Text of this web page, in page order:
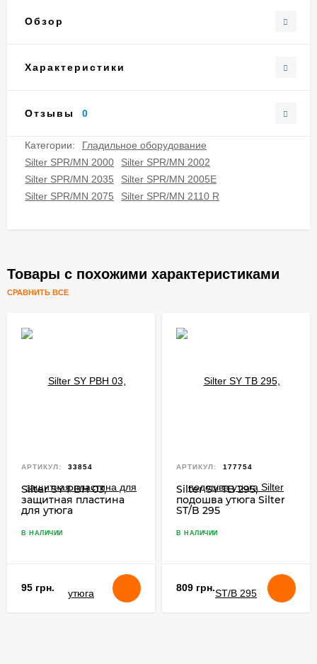
Обзор
Характеристики
Отзывы 0
Категории:
Гладильное оборудование
Silter SPR/MN 2000
Silter SPR/MN 2002
Silter SPR/MN 2035
Silter SPR/MN 2005E
Silter SPR/MN 2075
Silter SPR/MN 2110 R
Товары с похожими характеристиками
СРАВНИТЬ ВСЕ
АРТИКУЛ: 33854
Silter SY PBH 03,
защитная пластина
для утюга
В НАЛИЧИИ
95 грн.
АРТИКУЛ: 177754
Silter SY TB 295,
подошва утюга Silter
ST/B 295
В НАЛИЧИИ
809 грн.